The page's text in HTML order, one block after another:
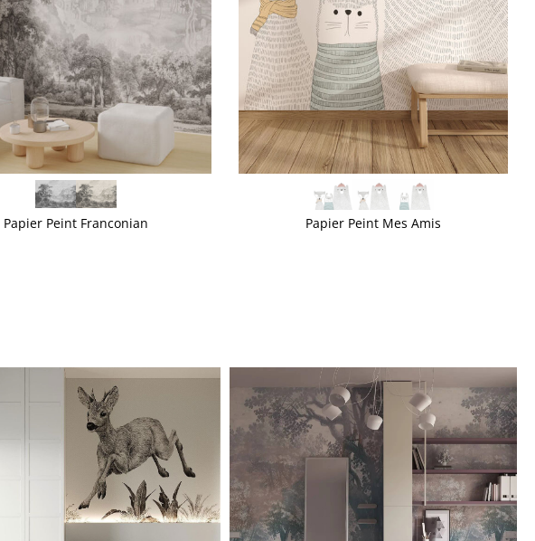
Papier Peint Franconian Papier Peint Mes Amis